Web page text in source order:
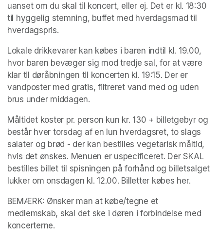
uanset om du skal til koncert, eller ej. Det er kl. 18:30
til hyggelig stemning, buffet med hverdagsmad til
hverdagspris.
Lokale drikkevarer kan købes i baren indtil kl. 19.00,
hvor baren bevæger sig mod tredje sal, for at være
klar til døråbningen til koncerten kl. 19:15. Der er
vandposter med gratis, filtreret vand med og uden
brus under middagen.
Måltidet koster pr. person kun kr. 130 + billetgebyr og
består hver torsdag af en lun hverdagsret, to slags
salater og brød - der kan bestilles vegetarisk måltid,
hvis det ønskes. Menuen er uspecificeret. Der SKAL
bestilles billet til spisningen på forhånd og billetsalget
lukker om onsdagen kl. 12.00. Billetter købes her.
BEMÆRK: Ønsker man at købe/tegne et
medlemskab, skal det ske i døren i forbindelse med
koncerterne.